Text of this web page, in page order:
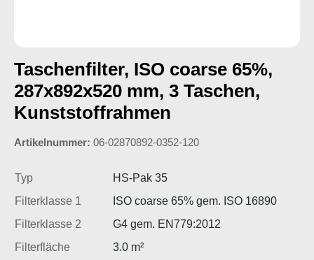
Taschenfilter, ISO coarse 65%,
287x892x520 mm, 3 Taschen,
Kunststoffrahmen
Artikelnummer: 06-02870892-0352-120
Typ
HS-Pak 35
Filterklasse 1
ISO coarse 65% gem. ISO 16890
Filterklasse 2
G4 gem. EN779:2012
Filterfläche
3.0 m²